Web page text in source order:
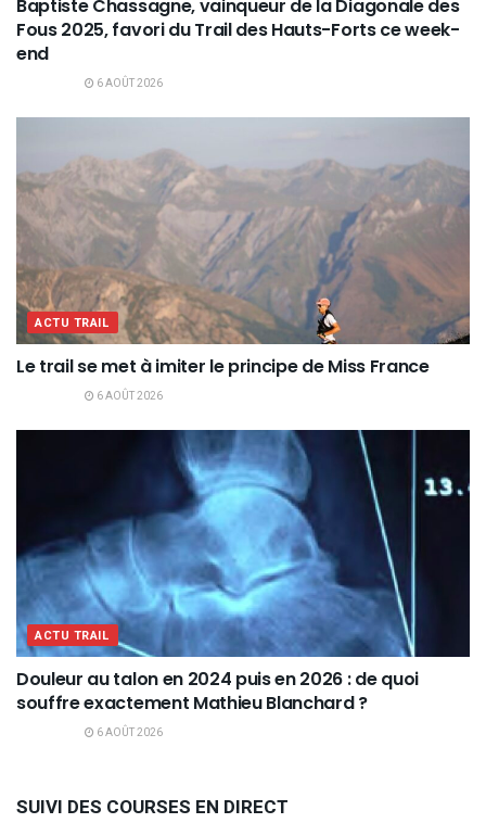
Baptiste Chassagne, vainqueur de la Diagonale des
Fous 2025, favori du Trail des Hauts-Forts ce week-
end
6 AOÛT 2026
ACTU TRAIL
Le trail se met à imiter le principe de Miss France
6 AOÛT 2026
ACTU TRAIL
Douleur au talon en 2024 puis en 2026 : de quoi
souffre exactement Mathieu Blanchard ?
6 AOÛT 2026
SUIVI DES COURSES EN DIRECT